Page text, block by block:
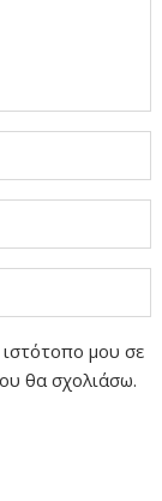
μου σε
θα σχολιάσω.